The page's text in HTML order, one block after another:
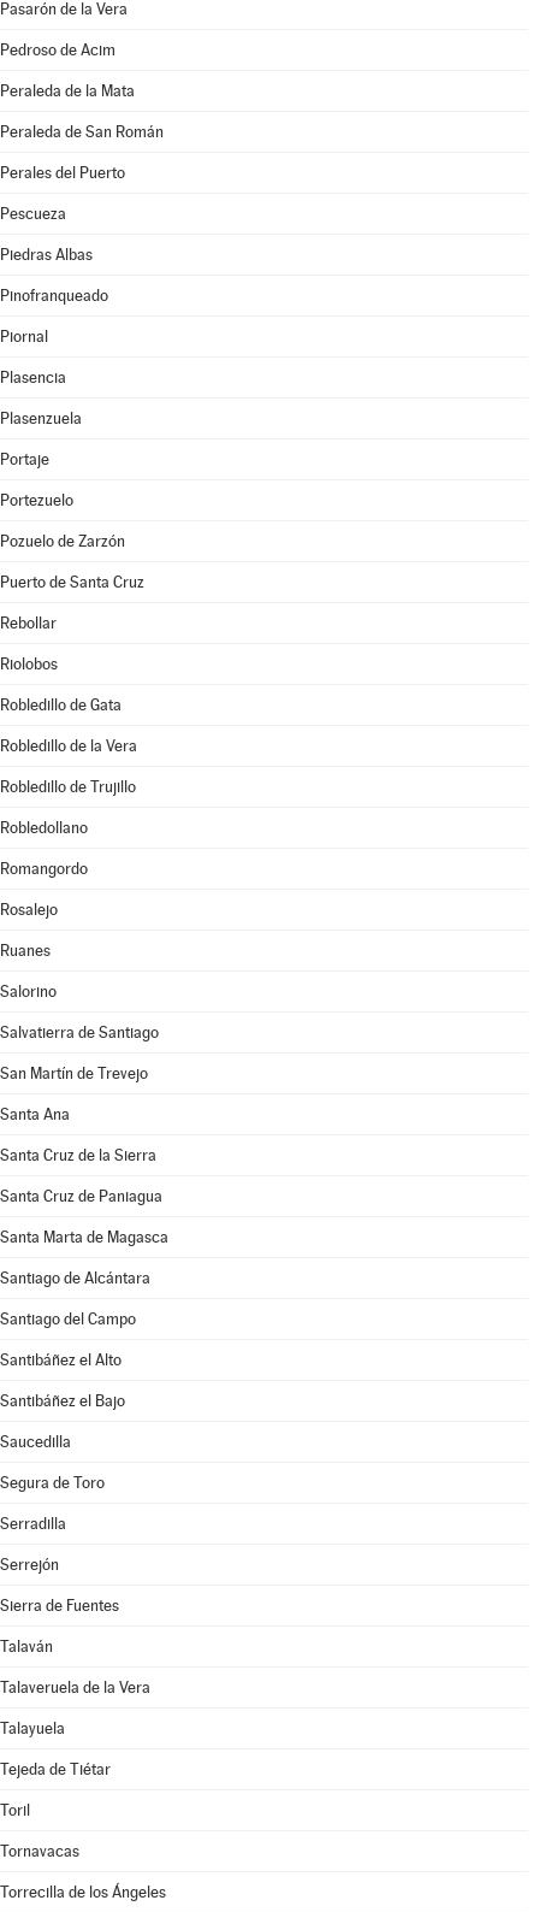
Pasarón de la Vera
Pedroso de Acim
Peraleda de la Mata
Peraleda de San Román
Perales del Puerto
Pescueza
Piedras Albas
Pinofranqueado
Piornal
Plasencia
Plasenzuela
Portaje
Portezuelo
Pozuelo de Zarzón
Puerto de Santa Cruz
Rebollar
Riolobos
Robledillo de Gata
Robledillo de la Vera
Robledillo de Trujillo
Robledollano
Romangordo
Rosalejo
Ruanes
Salorino
Salvatierra de Santiago
San Martín de Trevejo
Santa Ana
Santa Cruz de la Sierra
Santa Cruz de Paniagua
Santa Marta de Magasca
Santiago de Alcántara
Santiago del Campo
Santibáñez el Alto
Santibáñez el Bajo
Saucedilla
Segura de Toro
Serradilla
Serrejón
Sierra de Fuentes
Talaván
Talaveruela de la Vera
Talayuela
Tejeda de Tiétar
Toril
Tornavacas
Torrecilla de los Ángeles